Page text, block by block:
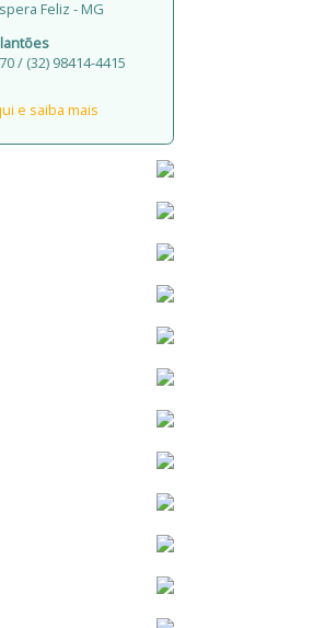
Feliz - MG
/ (32) 98414-4415
e saiba mais